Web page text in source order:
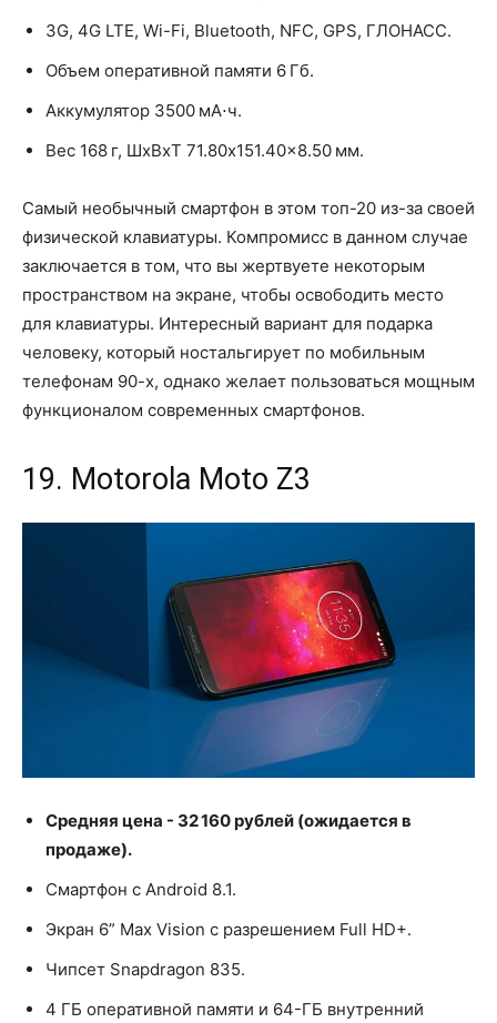
3G, 4G LTE, Wi-Fi, Bluetooth, NFC, GPS, ГЛОНАСС.
Объем оперативной памяти 6 Гб.
Аккумулятор 3500 мА⋅ч.
Вес 168 г, ШxВxТ 71.80x151.40x8.50 мм.
Самый необычный смартфон в этом топ-20 из-за своей
физической клавиатуры. Компромисс в данном случае
заключается в том, что вы жертвуете некоторым
пространством на экране, чтобы освободить место
для клавиатуры. Интересный вариант для подарка
человеку, который ностальгирует по мобильным
телефонам 90-х, однако желает пользоваться мощным
функционалом современных смартфонов.
19. Motorola Moto Z3
Средняя цена - 32 160 рублей (ожидается в
продаже).
Смартфон с Android 8.1.
Экран 6” Max Vision с разрешением Full HD+.
Чипсет Snapdragon 835.
4 ГБ оперативной памяти и 64-ГБ внутренний